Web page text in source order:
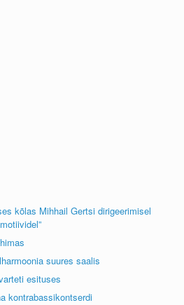
kõlas Mihhail Gertsi dirigeerimisel
suures saalis
esituses
kontrabassikontserdi